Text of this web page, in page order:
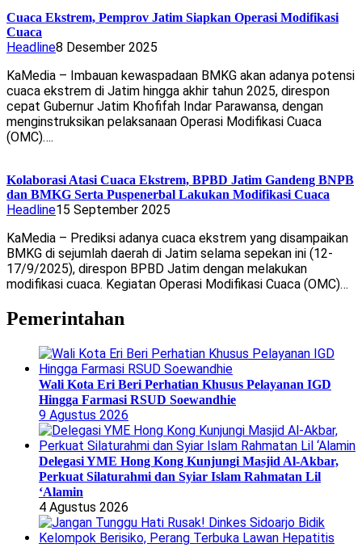
Cuaca Ekstrem, Pemprov Jatim Siapkan Operasi Modifikasi
Cuaca
Headline8 Desember 2025
KaMedia – Imbauan kewaspadaan BMKG akan adanya potensi
cuaca ekstrem di Jatim hingga akhir tahun 2025, direspon
cepat Gubernur Jatim Khofifah Indar Parawansa, dengan
menginstruksikan pelaksanaan Operasi Modifikasi Cuaca
(OMC)….
Kolaborasi Atasi Cuaca Ekstrem, BPBD Jatim Gandeng BNPB
dan BMKG Serta Puspenerbal Lakukan Modifikasi Cuaca
Headline15 September 2025
KaMedia – Prediksi adanya cuaca ekstrem yang disampaikan
BMKG di sejumlah daerah di Jatim selama sepekan ini (12-
17/9/2025), direspon BPBD Jatim dengan melakukan
modifikasi cuaca. Kegiatan Operasi Modifikasi Cuaca (OMC)…
Pemerintahan
Wali Kota Eri Beri Perhatian Khusus Pelayanan IGD
Hingga Farmasi RSUD Soewandhie
9 Agustus 2026
Delegasi YME Hong Kong Kunjungi Masjid Al-Akbar,
Perkuat Silaturahmi dan Syiar Islam Rahmatan Lil
‘Alamin
4 Agustus 2026